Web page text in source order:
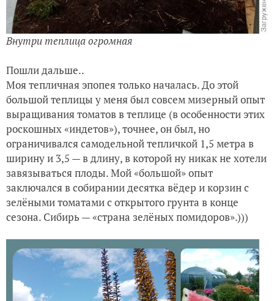
Внутри теплица огромная
Пошли дальше..
Моя тепличная эпопея только началась. До этой
большой теплицы у меня был совсем мизерный опыт
выращивания томатов в теплице (в особенности этих
роскошных «индетов»), точнее, он был, но
ограничивался самодельной тепличкой 1,5 метра в
ширину и 3,5 — в длину, в которой ну никак не хотели
завязываться плоды. Мой «большой» опыт
заключался в собирании десятка вёдер и корзин с
зелёными томатами с открытого грунта в конце
сезона. Сибирь — «страна зелёных помидоров».)))